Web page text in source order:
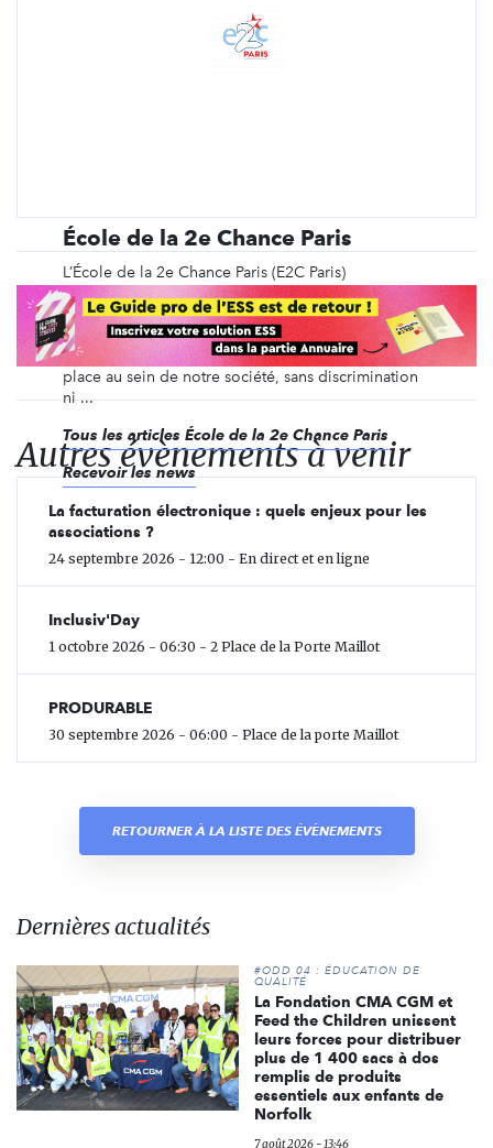
École de la 2e Chance Paris
L’École de la 2e Chance Paris (E2C Paris)
accompagne depuis 2007 des jeunes parisiens de
16 à 25 ans, sans diplôme ni qualification, vers
l’insertion professionnelle et citoyenne. Chaque
jeune doit pouvoir accéder à l’emploi et trouver sa
place au sein de notre société, sans discrimination
ni ...
Tous les articles École de la 2e Chance Paris
Recevoir les news
Autres évènements à venir
La facturation électronique : quels enjeux pour les
associations ?
24 septembre 2026 - 12:00 - En direct et en ligne
Inclusiv'Day
1 octobre 2026 - 06:30 - 2 Place de la Porte Maillot
PRODURABLE
30 septembre 2026 - 06:00 - Place de la porte Maillot
RETOURNER À LA LISTE DES ÉVÈNEMENTS
Dernières actualités
#ODD 04 : ÉDUCATION DE
QUALITÉ
La Fondation CMA CGM et
Feed the Children unissent
leurs forces pour distribuer
plus de 1 400 sacs à dos
remplis de produits
essentiels aux enfants de
Norfolk
7 août 2026 - 13:46